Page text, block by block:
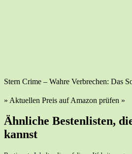
Stern Crime – Wah­re Ver­bre­chen: Das
» Aktu­el­len Preis auf Ama­zon prü­fen »
Ähn­li­che Bes­ten­lis­ten,
kannst